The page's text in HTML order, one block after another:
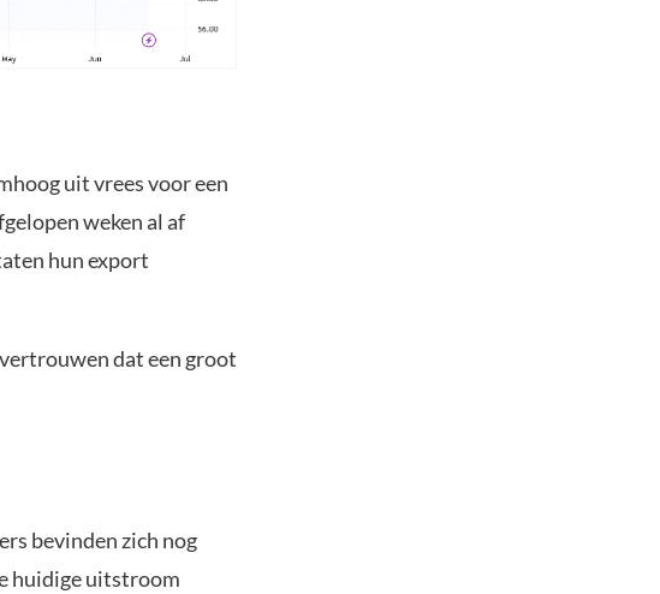
uit vrees voor een
weken al af
hun export
dat een groot
bevinden zich nog
huidige uitstroom